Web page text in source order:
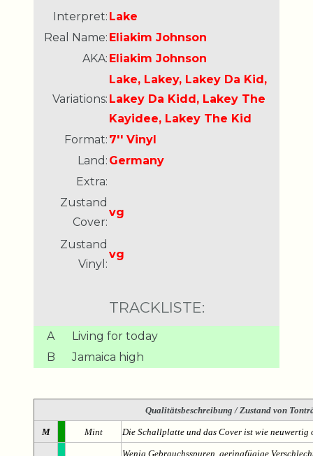
Interpret: Lake
Real Name: Eliakim Johnson
AKA: Eliakim Johnson
Variations:
Lake, Lakey, Lakey Da Kid,
Lakey Da Kidd, Lakey The
Kayidee, Lakey The Kid
Format: 7'' Vinyl
Land: Germany
Extra:
Zustand
Cover:
vg
Zustand
Vinyl:
vg
TRACKLISTE:
A
Living for today
B
Jamaica high
Qualitätsbeschreibung / Zustand von
M Mint Die Schallplatte und das Cover ist wie
Wenig Gebrauchsspuren, geringfügige